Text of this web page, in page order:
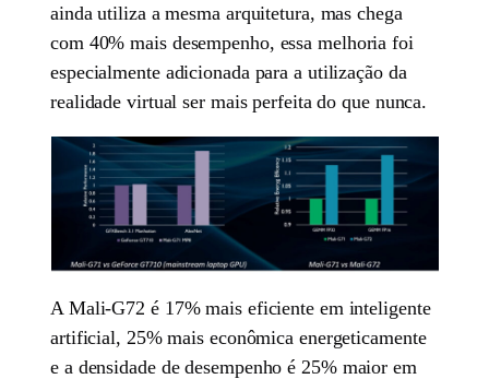
ainda utiliza a mesma arquitetura, mas chega
com 40% mais desempenho, essa melhoria foi
especialmente adicionada para a utilização da
realidade virtual ser mais perfeita do que nunca.
A Mali-G72 é 17% mais eficiente em inteligente
artificial, 25% mais econômica energeticamente
e a densidade de desempenho é 25% maior em